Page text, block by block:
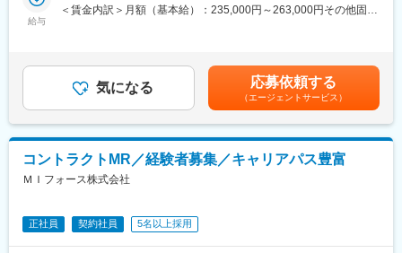
の利用率も高水準となっています。
製薬企業での開発パイプラインの変化にともない、当社において
はオンコロジーをはじめスペシャリティ領域のプロジェクトが増
加しています。またスペシャリティ領域については社員の関心も
高く、これに応えるべく専門性の高い人財を育成するための社内
認定資格制度を設けています。現在はオンコロジー分野で「血液
がん」と「固形がん」の2つのコースが展開されています。
変更の範囲：会社の定める業務
具体的には、「どんな病気に効くか（効果）／安全性（副作用や
注意点）／品質に問題はないか」をわかりやすく伝えます
また、現場で使われた際の声を聞き取り製薬会社へ届け、より良
い薬づくりにも貢献します
自分が関わった薬が患者様の治療につながり、感謝されるやりが
いのある仕事です
◎3ヶ月研修＋OJTでゼロから育成｜専門性の高いキャリア形成
給与
＜賃金内訳＞月額（基本給）：235,000円～263,000円その他固定
を全額支給 ■賞与年2回（昨年度実績4.2ヶ月）、報酬改定年1回■
全国勤務が可能な方は、50万円の一時金を支給(3ヶ月の試用期間
後の翌月給与で支給)賃金はあくまでも目安の金額であり、選考を
通じて上下する可能性があります。月給(月額)は固定手当を含めた
表記です。
気になる 応募依頼する
（エージェントサービス）
コントラクトMR／経験者募集／キャリアパス豊富
ＭＩフォース株式会社
正社員 契約社員 5名以上採用